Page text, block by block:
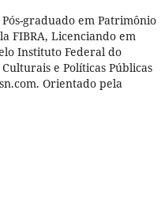
graduado em Patrimônio
FIBRA, Licenciando em
Instituto Federal do
e Políticas Públicas
Orientado pela